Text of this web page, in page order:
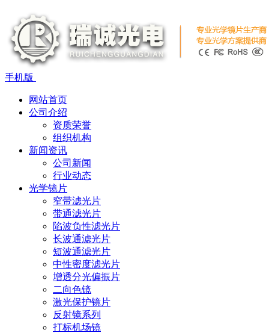
手机版
网站首页
公司介绍
资质荣誉
组织机构
新闻资讯
公司新闻
行业动态
光学镜片
窄带滤光片
带通滤光片
陷波负性滤光片
长波通滤光片
短波通滤光片
中性密度滤光片
增透分光偏振片
二向色镜
激光保护镜片
反射镜系列
打标机场镜